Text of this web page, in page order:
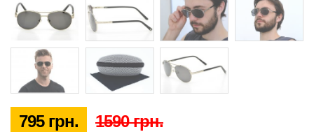
795 грн. 1590 грн.